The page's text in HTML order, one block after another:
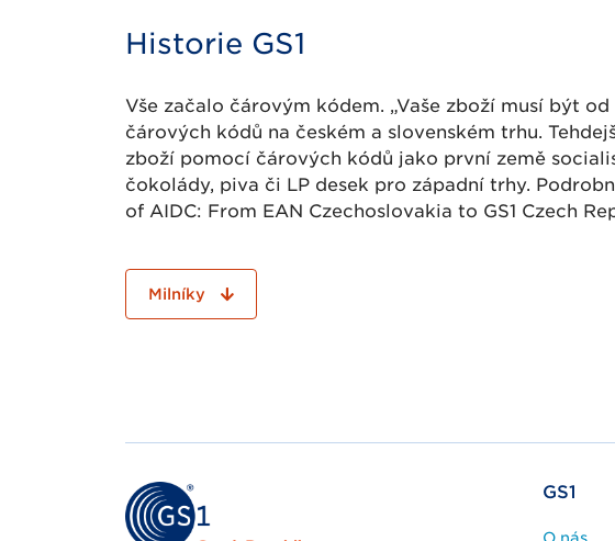
Historie GS1
Vše začalo čárovým kódem. „Vaše zboží musí být
čárových kódů na českém a slovenském trhu.
zboží pomocí čárových kódů jako první země
čokolády, piva či LP desek pro západní trhy.
of AIDC: From EAN Czechoslovakia to GS1 Czech
Milníky
2025
20 let standardů
GS1
O nás